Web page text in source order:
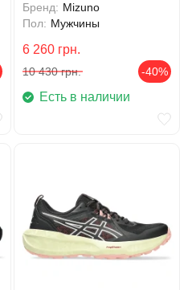
Бренд: Mizuno
Пол: Мужчины
6 260 грн.
10 430 грн. -40%
Есть в наличии